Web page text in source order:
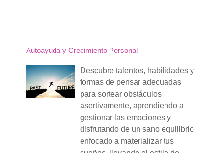
Autoayuda y Crecimiento Personal
Descubre talentos, habilidades y
formas de pensar adecuadas
para sortear obstáculos
asertivamente, aprendiendo a
gestionar las emociones y
disfrutando de un sano equilibrio
enfocado a materializar tus